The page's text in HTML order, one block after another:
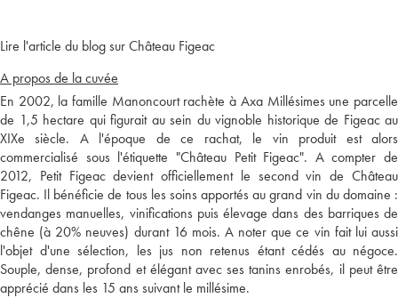
Lire l'article du blog sur Château Figeac
A propos de la cuvée
En 2002, la famille Manoncourt rachète à Axa Millésimes une parcelle
de 1,5 hectare qui figurait au sein du vignoble historique de Figeac au
XIXe siècle. A l'époque de ce rachat, le vin produit est alors
commercialisé sous l'étiquette "Château Petit Figeac". A compter de
2012, Petit Figeac devient officiellement le second vin de Château
Figeac. Il bénéficie de tous les soins apportés au grand vin du domaine :
vendanges manuelles, vinifications puis élevage dans des barriques de
chêne (à 20% neuves) durant 16 mois. A noter que ce vin fait lui aussi
l'objet d'une sélection, les jus non retenus étant cédés au négoce.
Souple, dense, profond et élégant avec ses tanins enrobés, il peut être
apprécié dans les 15 ans suivant le millésime.